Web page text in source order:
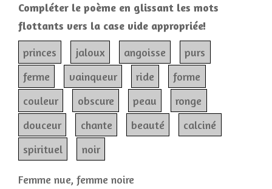
Compléter le poème en glissant les mots
flottants vers la case vide appropriée!
princes
jaloux angoisse
purs
ferme
vainqueur ride
forme
couleur
obscure peau
ronge
douceur
chante beauté
calciné
spirituel
noir
Femme nue, femme noire